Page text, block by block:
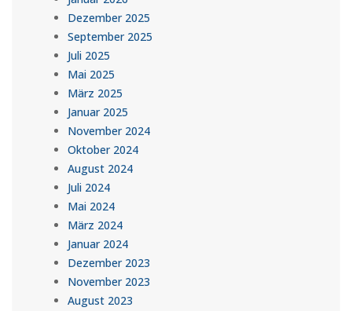
Dezember 2025
September 2025
Juli 2025
Mai 2025
März 2025
Januar 2025
November 2024
Oktober 2024
August 2024
Juli 2024
Mai 2024
März 2024
Januar 2024
Dezember 2023
November 2023
August 2023